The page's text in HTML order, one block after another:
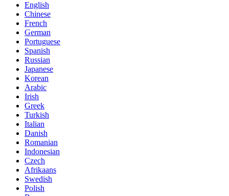
English
Chinese
French
German
Portuguese
Spanish
Russian
Japanese
Korean
Arabic
Irish
Greek
Turkish
Italian
Danish
Romanian
Indonesian
Czech
Afrikaans
Swedish
Polish